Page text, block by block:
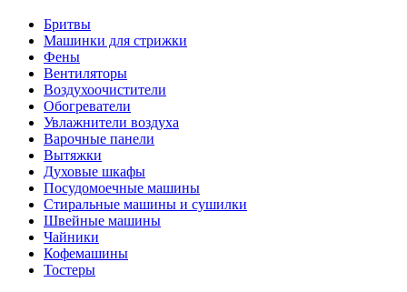
Бритвы
Машинки для стрижки
Фены
Вентиляторы
Воздухоочистители
Обогреватели
Увлажнители воздуха
Варочные панели
Вытяжки
Духовые шкафы
Посудомоечные машины
Стиральные машины и сушилки
Швейные машины
Чайники
Кофемашины
Тостеры